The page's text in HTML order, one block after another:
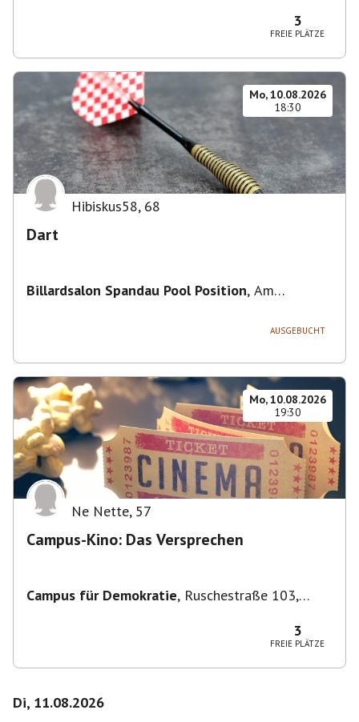
3
FREIE PLÄTZE
Mo, 10.08.2026
18:30
Hibiskus58, 68
Dart
Billardsalon Spandau Pool Position, Am
AUSGEBUCHT
Mo, 10.08.2026
19:30
Ne Nette, 57
Campus-Kino: Das Versprechen
Campus für Demokratie, Ruschestraße 103,
3
FREIE PLÄTZE
Di, 11.08.2026